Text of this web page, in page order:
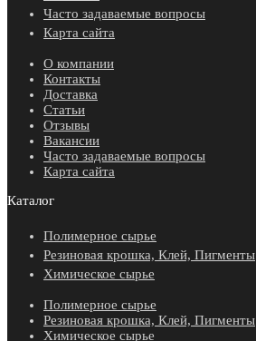
Часто задаваемые вопросы
Карта сайта
О компании
Контакты
Доставка
Статьи
Отзывы
Вакансии
Часто задаваемые вопросы
Карта сайта
Каталог
Полимерное сырье
Резиновая крошка, Клей, Пигменты
Химическое сырье
Полимерное сырье
Резиновая крошка, Клей, Пигменты
Химическое сырье